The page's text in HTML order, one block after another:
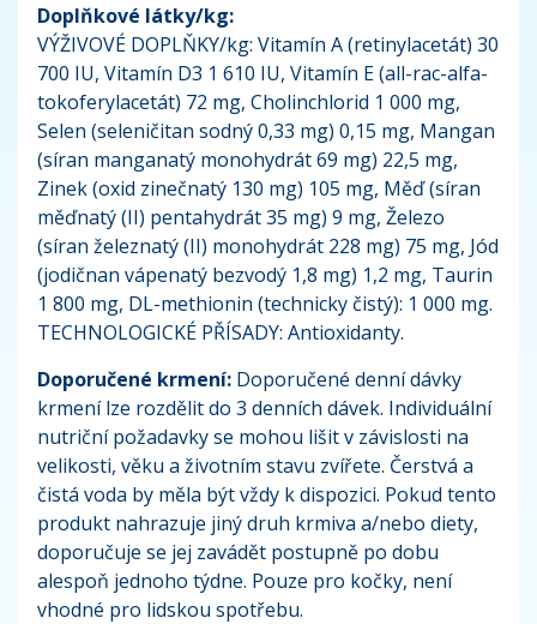
Doplňkové látky/kg:
VÝŽIVOVÉ DOPLŇKY/kg: Vitamín A (retinylacetát) 30
700 IU, Vitamín D3 1 610 IU, Vitamín E (all-rac-alfa-
tokoferylacetát) 72 mg, Cholinchlorid 1 000 mg,
Selen (seleničitan sodný 0,33 mg) 0,15 mg, Mangan
(síran manganatý monohydrát 69 mg) 22,5 mg,
Zinek (oxid zinečnatý 130 mg) 105 mg, Měď (síran
měďnatý (II) pentahydrát 35 mg) 9 mg, Železo
(síran železnatý (II) monohydrát 228 mg) 75 mg, Jód
(jodičnan vápenatý bezvodý 1,8 mg) 1,2 mg, Taurin
1 800 mg, DL-methionin (technicky čistý): 1 000 mg.
TECHNOLOGICKÉ PŘÍSADY: Antioxidanty.
Doporučené krmení: Doporučené denní dávky
krmení lze rozdělit do 3 denních dávek. Individuální
nutriční požadavky se mohou lišit v závislosti na
velikosti, věku a životním stavu zvířete. Čerstvá a
čistá voda by měla být vždy k dispozici. Pokud tento
produkt nahrazuje jiný druh krmiva a/nebo diety,
doporučuje se jej zavádět postupně po dobu
alespoň jednoho týdne. Pouze pro kočky, není
vhodné pro lidskou spotřebu.